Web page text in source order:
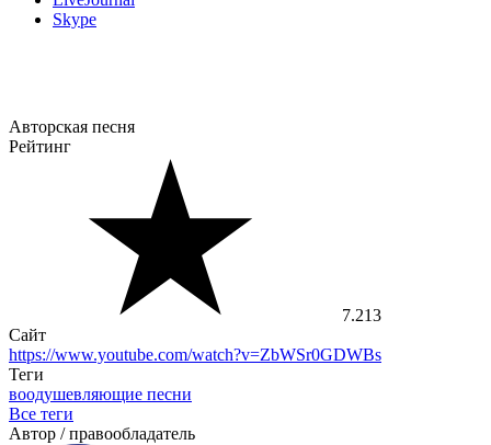
Skype
Авторская песня
Рейтинг
7.213
Сайт
https://www.youtube.com/watch?v=ZbWSr0GDWBs
Теги
воодушевляющие песни
Все теги
Автор / правообладатель